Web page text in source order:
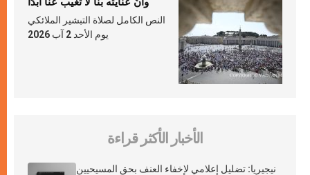
النص الكامل لصلاة التبشير الملائكي
يوم الأحد 2 آب 2026
الأخبار الأكثر قراءة
نيجيريا: تضليل إعلامي لإخفاء العنف بحق المسيحيين